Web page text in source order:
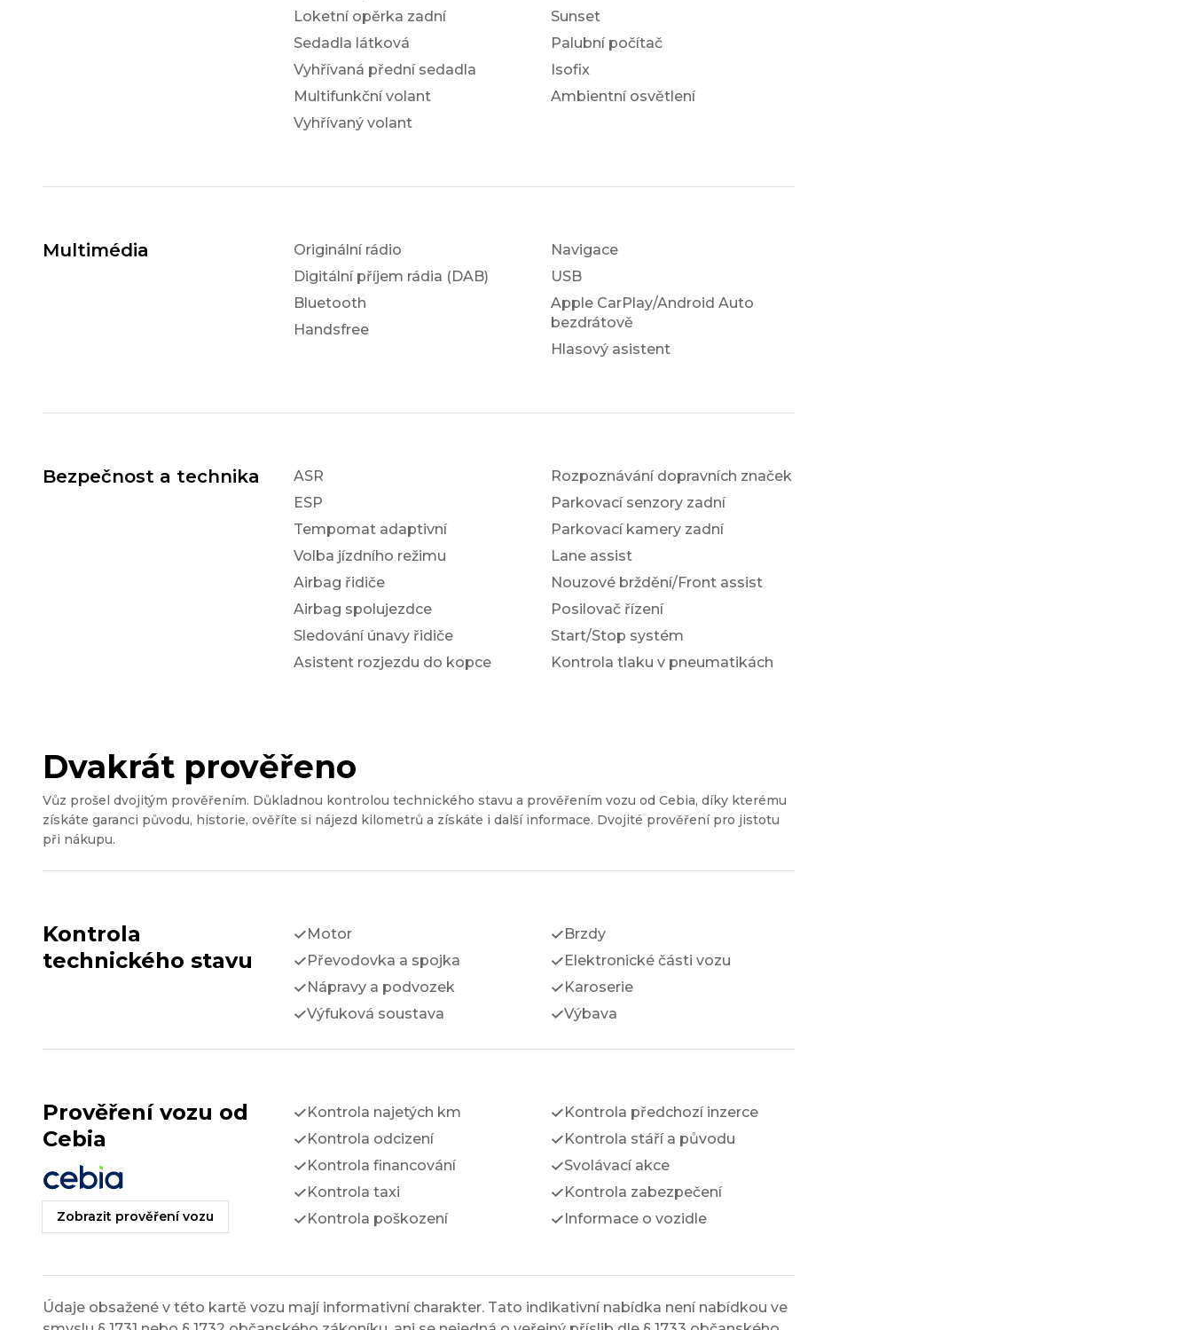
Loketní opěrka zadní
Sedadla látková
Vyhřívaná přední sedadla
Multifunkční volant
Vyhřívaný volant
Sunset
Palubní počítač
Isofix
Ambientní osvětlení
Multimédia
Originální rádio
Digitální příjem rádia (DAB)
Bluetooth
Handsfree
Navigace
USB
Apple CarPlay/Android Auto
bezdrátově
Hlasový asistent
Bezpečnost a technika
ASR
ESP
Tempomat adaptivní
Volba jízdního režimu
Airbag řidiče
Airbag spolujezdce
Sledování únavy řidiče
Asistent rozjezdu do kopce
Rozpoznávání dopravních značek
Parkovací senzory zadní
Parkovací kamery zadní
Lane assist
Nouzové brždění/Front assist
Posilovač řízení
Start/Stop systém
Kontrola tlaku v pneumatikách
Dvakrát prověřeno
Vůz prošel dvojitým prověřením. Důkladnou kontrolou technického stavu a prověřením vozu od Cebia, díky kterému
získáte garanci původu, historie, ověříte si nájezd kilometrů a získáte i další informace. Dvojité prověření pro jistotu
při nákupu.
Kontrola
technického stavu
Motor
Převodovka a spojka
Nápravy a podvozek
Výfuková soustava
Brzdy
Elektronické části vozu
Karoserie
Výbava
Prověření vozu od
Cebia
Zobrazit prověření vozu
Kontrola najetých km
Kontrola odcizení
Kontrola financování
Kontrola taxi
Kontrola poškození
Kontrola předchozí inzerce
Kontrola stáří a původu
Svolávací akce
Kontrola zabezpečení
Informace o vozidle
Údaje obsažené v této kartě vozu mají informativní charakter. Tato indikativní nabídka není nabídkou ve